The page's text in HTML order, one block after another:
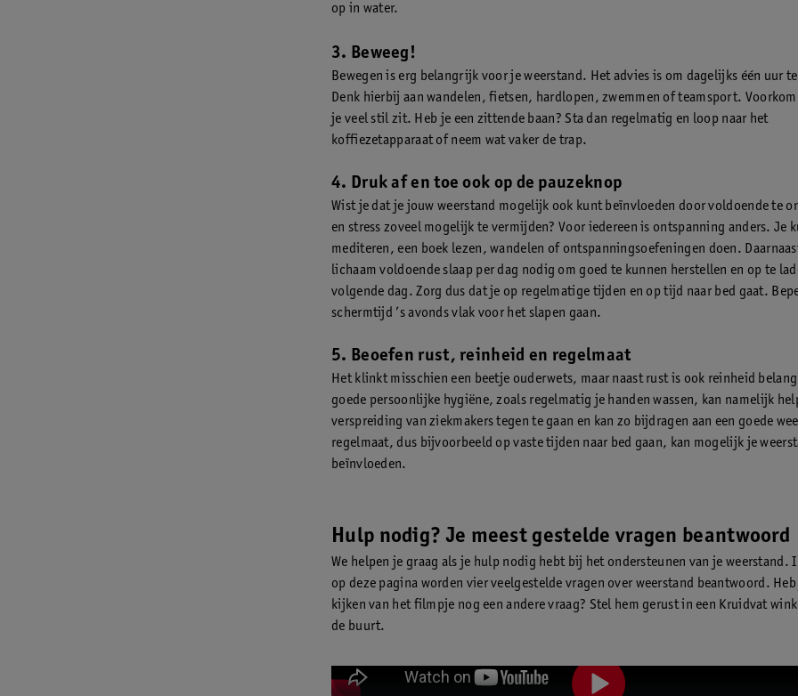
op in water.
3. Beweeg!
Bewegen is erg belangrijk voor je weerstand. Het advies is om dagelijks één uur
Denk hierbij aan wandelen, fietsen, hardlopen, zwemmen of teamsport.
je veel stil zit. Heb je een zittende baan? Sta dan regelmatig en loop naar het
koffiezetapparaat of neem wat vaker de trap.
4. Druk af en toe ook op de pauzeknop
Wist je dat je jouw weerstand mogelijk ook kunt beïnvloeden door voldoende te
en stress zoveel mogelijk te vermijden? Voor iedereen is ontspanning anders. Je
mediteren, een boek lezen, wandelen of ontspanningsoefeningen doen.
lichaam voldoende slaap per dag nodig om goed te kunnen herstellen en op te
volgende dag. Zorg dus dat je op regelmatige tijden en op tijd naar bed gaat.
schermtijd ’s avonds vlak voor het slapen gaan.
5. Beoefen rust, reinheid en regelmaat
Het klinkt misschien een beetje ouderwets, maar naast rust is ook reinheid
goede persoonlijke hygiëne, zoals regelmatig je handen wassen, kan namelijk
verspreiding van ziekmakers tegen te gaan en kan zo bijdragen aan een goede
regelmaat, dus bijvoorbeeld op vaste tijden naar bed gaan, kan mogelijk je
beïnvloeden.
Hulp nodig? Je meest gestelde vragen beantwoord
We helpen je graag als je hulp nodig hebt bij het ondersteunen van je weerstand.
op deze pagina worden vier veelgestelde vragen over weerstand beantwoord.
kijken van het filmpje nog een andere vraag? Stel hem gerust in een Kruidvat
de buurt.